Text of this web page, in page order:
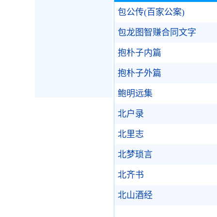
包公传(百家公案)
包龙图智赚合同文字
抱朴子内篇
抱朴子外篇
鲍明远集
北户录
北里志
北梦琐言
北齐书
北山酒经